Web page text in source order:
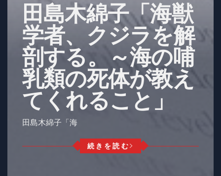
田島木綿子「海獣
学者、クジラを解
剖する。～海の哺
乳類の死体が教え
てくれること」
田島木綿子「海
続きを読む